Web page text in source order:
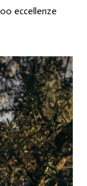
eccellenze